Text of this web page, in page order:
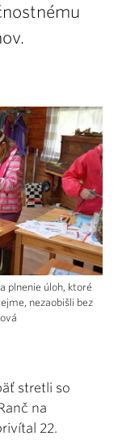
plnenie úloh, ktoré
nezaobišli bez
stretli so
na
22.